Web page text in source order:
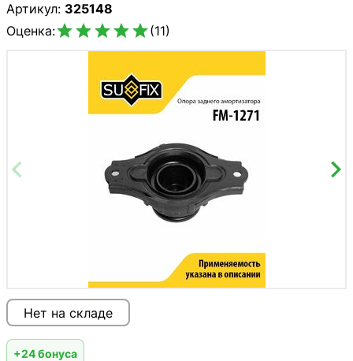
Артикул: 325148
Оценка:(11)
Нет на складе
+24 бонуса